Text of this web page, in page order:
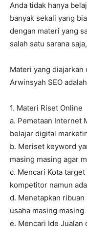
Anda tidak hanya
banyak sekali yang
dengan materi yang
salah satu sarana
Materi yang
Arwinsyah SEO
1. Materi Riset Online
a. Pemetaan Internet
belajar digital
b. Meriset keyword
masing masing agar
c. Mencari Kota
kompetitor namun
d. Menetapkan
usaha masing masing
e. Mencari Ide Jualan